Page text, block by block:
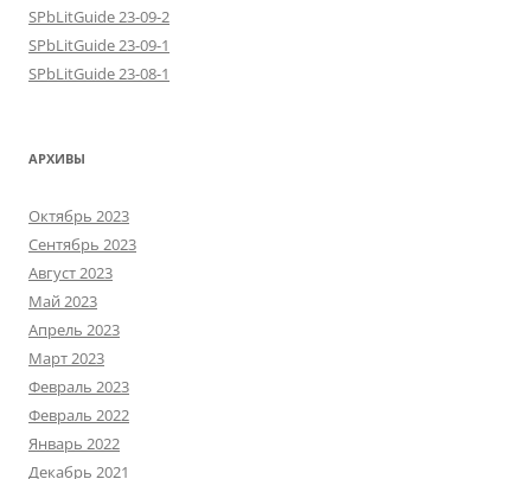
SPbLitGuide 23-09-2
SPbLitGuide 23-09-1
SPbLitGuide 23-08-1
АРХИВЫ
Октябрь 2023
Сентябрь 2023
Август 2023
Май 2023
Апрель 2023
Март 2023
Февраль 2023
Февраль 2022
Январь 2022
Декабрь 2021